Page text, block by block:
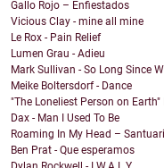
Gallo Rojo – Enfiestados
Vicious Clay - mine all mine
Le Rox - Pain Relief
Lumen Grau - Adieu
Mark Sullivan - So Long Since
Meike Boltersdorf - Dance
"The Loneliest Person on Earth"
Dax - Man I Used To Be
Roaming In My Head –
Ben Prat - Que esperamos